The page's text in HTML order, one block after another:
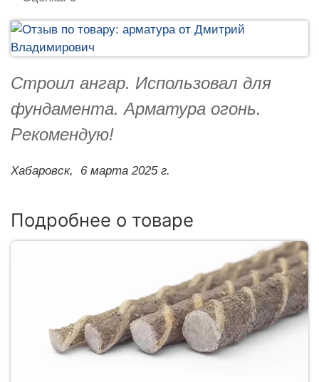
Строил ангар. Использовал для
фундамента. Арматура огонь.
Рекомендую!
Хабаровск, 6 марта 2025 г.
Подробнее о товаре